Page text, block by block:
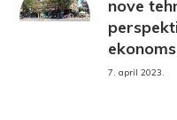
nove
7. april 2023.